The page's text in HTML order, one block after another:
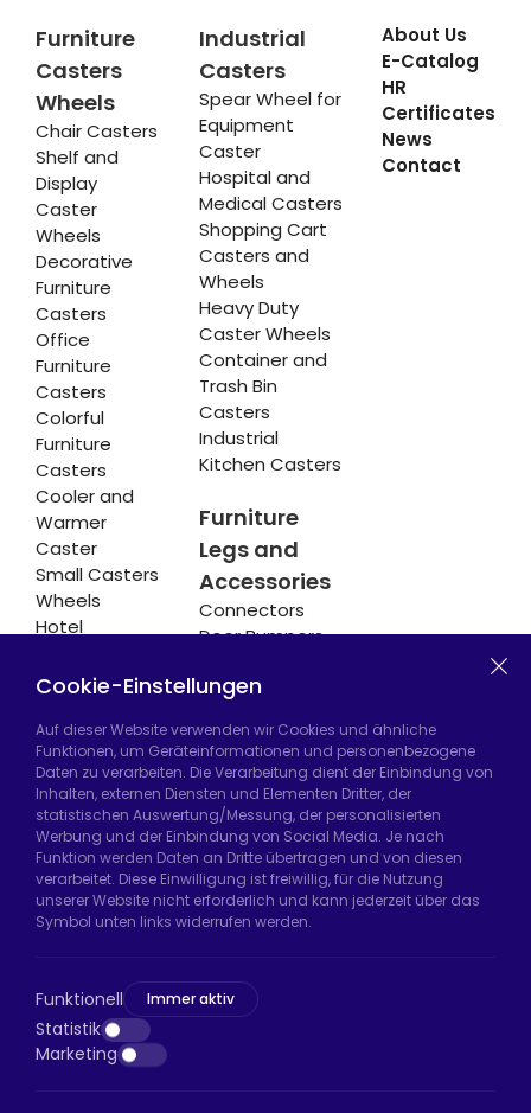
Furniture
Casters
Wheels
Chair Casters
Shelf and
Display
Caster
Wheels
Decorative
Furniture
Casters
Office
Furniture
Casters
Colorful
Furniture
Casters
Cooler and
Warmer
Caster
Small Casters
Wheels
Hotel
Casters
Industrial
Casters
Spear Wheel for
Equipment
Caster
Hospital and
Medical Casters
Shopping Cart
Casters and
Wheels
Heavy Duty
Caster Wheels
Container and
Trash Bin
Casters
Industrial
Kitchen Casters
Furniture
Legs and
Accessories
Connectors
Door Bumpers
About Us
E-Catalog
HR
Certificates
News
Contact
Hadımköy Fabrik:Atatürk Sanayi Bölgesi,
Uzunçayır Caddesi, No:11 Hadımköy, 34555
Arnavutköy/İstanbul
Telefon: +90 212 640 66 46
E-Mail: export@htsteker.com
D:a, 34045 Bayrampaşa/İstanbul
Telefon:+90 530 044 64 87
E-Mail: info@htsteker.com
Cookie-Einstellungen
Auf dieser Website verwenden wir Cookies und ähnliche
Funktionen, um Geräteinformationen und personenbezogene
Daten zu verarbeiten. Die Verarbeitung dient der Einbindung von
Inhalten, externen Diensten und Elementen Dritter, der
statistischen Auswertung/Messung, der personalisierten
Werbung und der Einbindung von Social Media. Je nach
Funktion werden Daten an Dritte übertragen und von diesen
verarbeitet. Diese Einwilligung ist freiwillig, für die Nutzung
unserer Website nicht erforderlich und kann jederzeit über das
Symbol unten links widerrufen werden.
Funktionell Immer aktiv
Statistik
Marketing